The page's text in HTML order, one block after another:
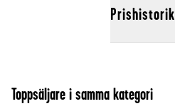
Prishistorik
Toppsäljare i samma kategori